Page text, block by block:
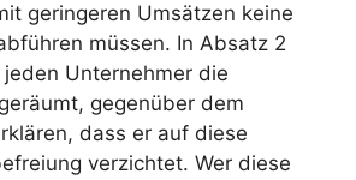
geringeren Umsätzen keine
müssen. In Absatz 2
Unternehmer die
gegenüber dem
dass er auf diese
verzichtet. Wer diese